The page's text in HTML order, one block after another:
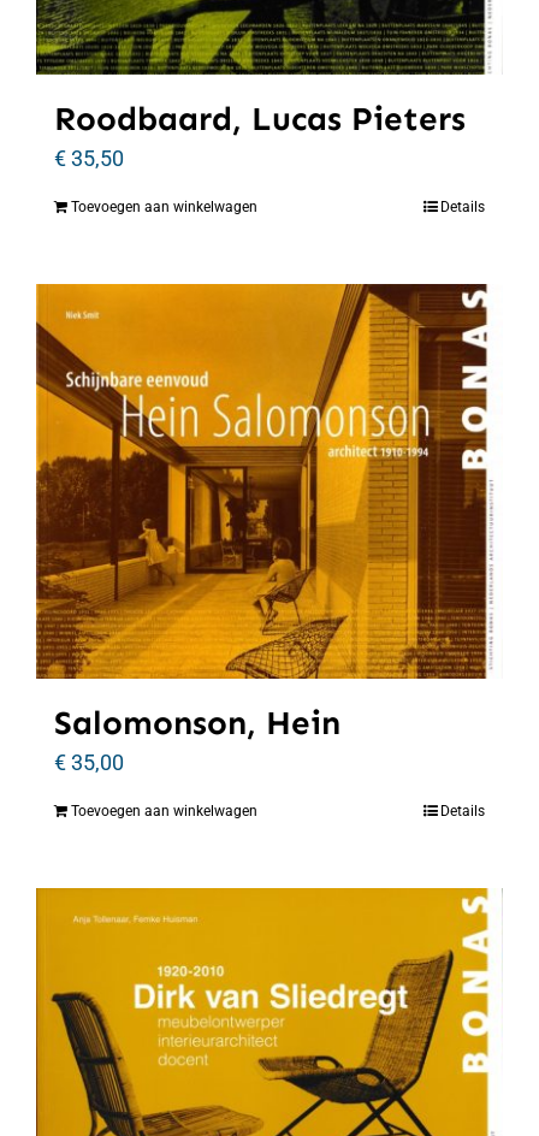
Roodbaard, Lucas Pieters
€35,50
Toevoegen aan winkelwagen Details
Salomonson, Hein
€35,00
Toevoegen aan winkelwagen Details